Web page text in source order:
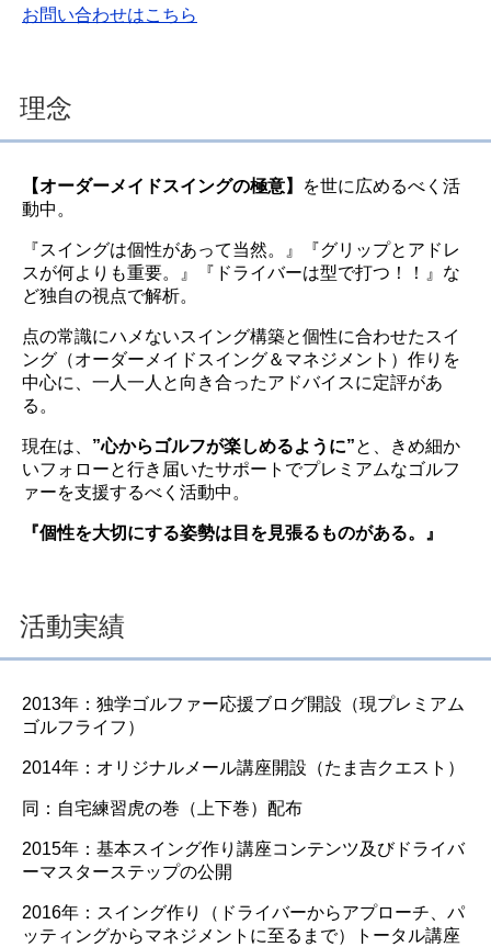
お問い合わせはこちら
理念
【オーダーメイドスイングの極意】
を世に広めるべく活
動中。
『スイングは個性があって当然。』『グリップとアドレ
スが何よりも重要。』『ドライバーは型で打つ！！』な
ど独自の視点で解析。
点の常識にハメないスイング構築と個性に合わせたスイ
ング（オーダーメイドスイング＆マネジメント）作りを
中心に、一人一人と向き合ったアドバイスに定評があ
る。
現在は、 ”心からゴルフが楽しめるように”と、きめ細か
いフォローと行き届いたサポートでプレミアムなゴルフ
ァーを支援するべく活動中。
『個性を大切にする姿勢は目を見張るものがある。』
活動実績
2013年：独学ゴルファー応援ブログ開設（現プレミアム
ゴルフライフ）
2014年：オリジナルメール講座開設（たま吉クエスト）
同：自宅練習虎の巻（上下巻）配布
2015年：基本スイング作り講座コンテンツ及びドライバ
ーマスターステップの公開
2016年：スイング作り（ドライバーからアプローチ、パ
ッティングからマネジメントに至るまで）トータル講座